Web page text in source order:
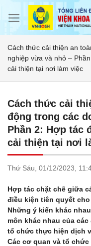
Cách thức cải thiện an
nghiệp vừa và nhỏ –
cải thiện tại nơi làm việc
Cách thức cải
động trong các
Phần 2: Hợp tác
cải thiện tại nơi
Thứ Sáu, 01/12/2023,
Hợp tác chặt chẽ giữa
điều kiện tiên quyết
Những ý kiến khác
môn khác nhau của
tổ chức thực hiện dịch
Các cơ quan và tổ